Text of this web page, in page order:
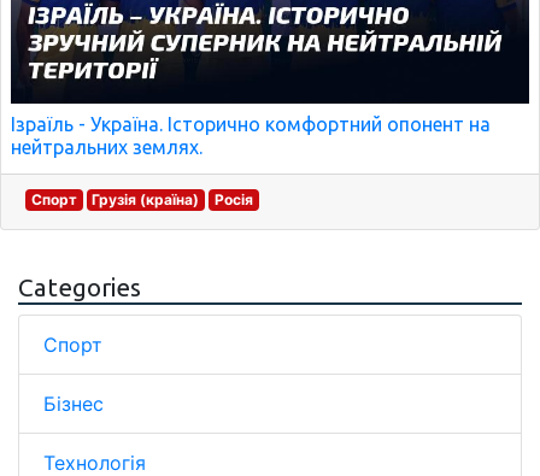
Ізраїль - Україна. Історично комфортний опонент на
нейтральних землях.
Спорт Грузія (країна) Росія
Categories
Спорт
Бізнес
Технологія